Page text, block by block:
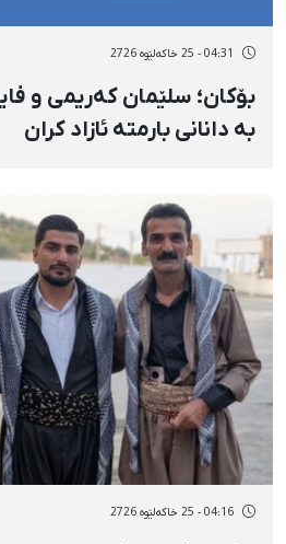
04:31 - 25 خاکەلێوه 2726
بۆکان؛ سلێمان کەریمی و
بە دانانی بارمتە ئازاد کران
04:16 - 25 خاکەلێوه 2726